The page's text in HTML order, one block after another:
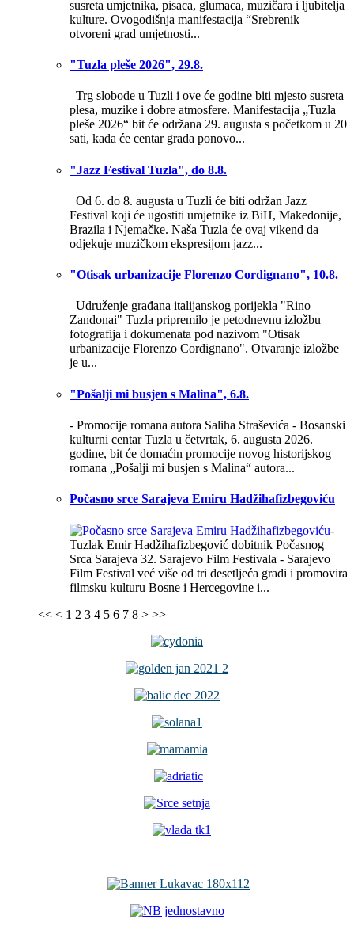
susreta umjetnika, pisaca, glumaca, muzičara i ljubitelja
kulture. Ovogodišnja manifestacija “Srebrenik –
otvoreni grad umjetnosti...
"Tuzla pleše 2026", 29.8.
Trg slobode u Tuzli i ove će godine biti mjesto susreta
plesa, muzike i dobre atmosfere. Manifestacija „Tuzla
pleše 2026“ bit će održana 29. augusta s početkom u 20
sati, kada će centar grada ponovo...
"Jazz Festival Tuzla", do 8.8.
Od 6. do 8. augusta u Tuzli će biti održan Jazz
Festival koji će ugostiti umjetnike iz BiH, Makedonije,
Brazila i Njemačke. Naša Tuzla će ovaj vikend da
odjekuje muzičkom ekspresijom jazz...
"Otisak urbanizacije Florenzo Cordignano", 10.8.
Udruženje građana italijanskog porijekla "Rino
Zandonai" Tuzla pripremilo je petodnevnu izložbu
fotografija i dokumenata pod nazivom "Otisak
urbanizacije Florenzo Cordignano". Otvaranje izložbe
je u...
"Pošalji mi busjen s Malina", 6.8.
- Promocije romana autora Saliha Straševića - Bosanski
kulturni centar Tuzla u četvrtak, 6. augusta 2026.
godine, bit će domaćin promocije novog historijskog
romana „Pošalji mi busjen s Malina“ autora...
Počasno srce Sarajeva Emiru Hadžihafizbegoviću
-
Tuzlak Emir Hadžihafizbegović dobitnik Počasnog
Srca Sarajeva 32. Sarajevo Film Festivala - Sarajevo
Film Festival već više od tri desetljeća gradi i promovira
filmsku kulturu Bosne i Hercegovine i...
<< < 1 2 3 4 5 6 7 8 > >>